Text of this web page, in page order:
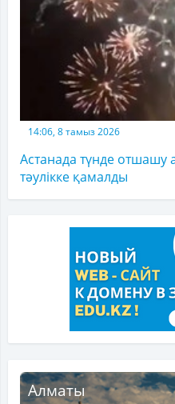
14:06, 8 тамыз 2026
Астанада түнде отшашу
тәулікке қамалды
Алматы